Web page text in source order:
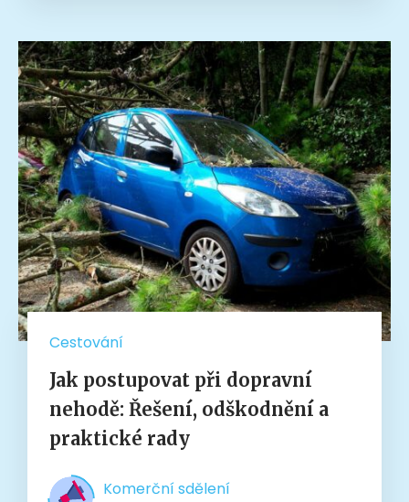
Cestování
Jak postupovat při dopravní
nehodě: Řešení, odškodnění a
praktické rady
Komerční sdělení